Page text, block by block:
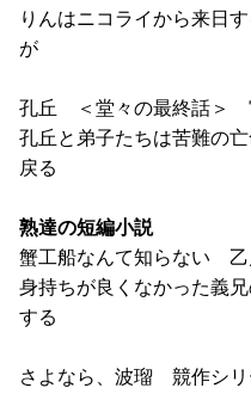
りんはニコライから来日
が
孔丘 ＜堂々の最終話＞
孔丘と弟子たちは苦難の
戻る
熟達の短編小説
蟹工船なんて知らない 乙
身持ちが良くなかった義
する
さよなら、波瑠 競作シ